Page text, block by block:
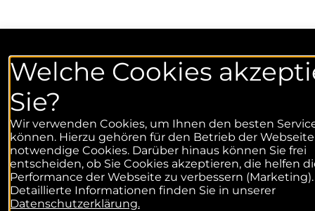
Welche Cookies
Sie?
Wir verwenden Cookies, um Ihnen den besten
können. Hierzu gehören für den Betrieb der Webseite
notwendige Cookies. Darüber hinaus können Sie frei
entscheiden, ob Sie Cookies akzeptieren, die helfen
Performance der Webseite zu verbessern (Marketing).
Detaillierte Informationen finden Sie in unserer
Datenschutzerklärung.